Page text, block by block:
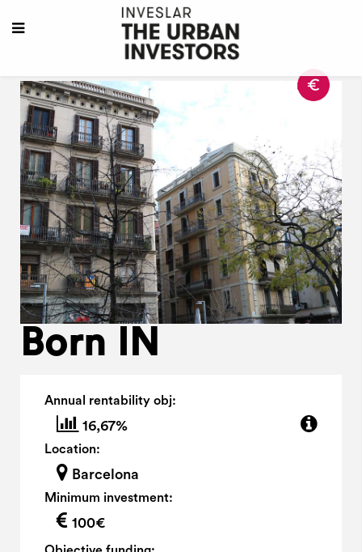
Born IN
Annual rentability obj:
16,67%
Location:
Barcelona
Minimum investment:
100€